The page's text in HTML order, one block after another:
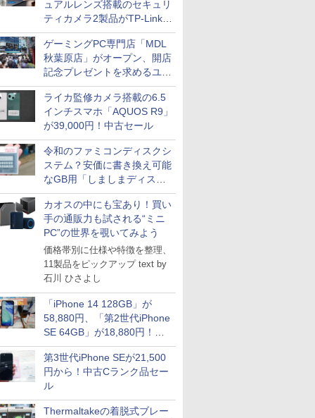
ュアルレンズ搭載のセキュリ
ティカメラ2製品がTP-Linkか
ら
ゲーミングPC専門店「MDL
秋葉原店」がオープン、開店
記念プレゼントを求めるユー
ザーが押し寄せ長蛇の列に
ライカ監修カメラ搭載の6.5
インチスマホ「AQUOS R9」
が39,000円！中古セール
令和のファミコンディスクシ
ステム？安価に書き換え可能
なGB用「しましまディスク
システム」
カオスの中にも宝あり！買い
手の通販力も試される“ミニ
PC”の世界を覗いてみよう
価格帯別に仕様や特徴を整理、
11製品をピックアップ text by
石川 ひさよし
「iPhone 14 128GB」が
58,880円、「第2世代iPhone
SE 64GB」が18,880円！中
古Bランク品セール
第3世代iPhone SEが21,500
円から！中古Cランク品セー
ル
Thermaltakeの着脱式ブレー